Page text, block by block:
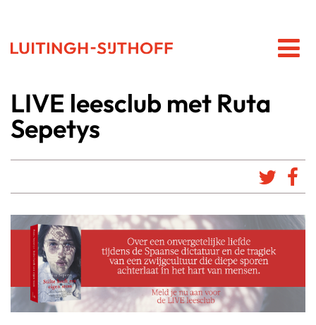
LIVE leesclub met Ruta
Sepetys